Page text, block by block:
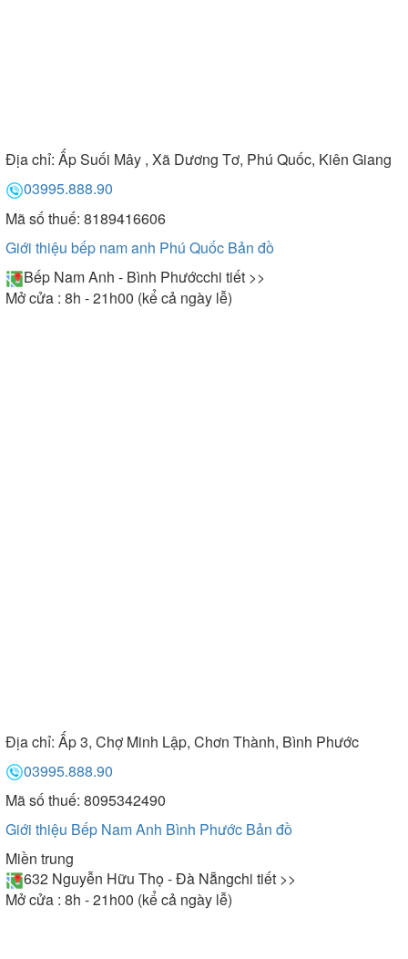
Địa chỉ: Ấp Suối Mây , Xã Dương Tơ, Phú Quốc, Kiên Giang
03995.888.90
Mã số thuế: 8189416606
Giới thiệu bếp nam anh Phú Quốc Bản đồ
Bếp Nam Anh - Bình Phướcchi tiết >>
Mở cửa : 8h - 21h00 (kể cả ngày lễ)
Địa chỉ: Ấp 3, Chợ Minh Lập, Chơn Thành, Bình Phước
03995.888.90
Mã số thuế: 8095342490
Giới thiệu Bếp Nam Anh Bình Phước Bản đồ
Miền trung
632 Nguyễn Hữu Thọ - Đà Nẵngchi tiết >>
Mở cửa : 8h - 21h00 (kể cả ngày lễ)